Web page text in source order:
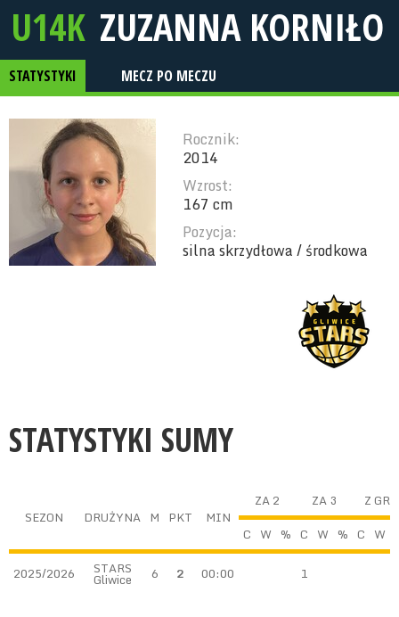
U14K ZUZANNA KORNIŁO
STATYSTYKI MECZ PO MECZU
Rocznik:
2014
Wzrost:
167 cm
Pozycja:
silna skrzydłowa / środkowa
STATYSTYKI SUMY
SEZON DRUŻYNA M PKT MIN
ZA 2 ZA 3
Z GRY
C W % C W % C W
2025/2026
STARS
Gliwice 6 2 00:00 1